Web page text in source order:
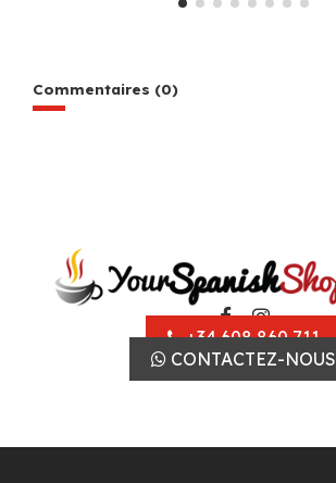
Commentaires (0)
+34 608 860 711
CONTACTEZ-NOUS